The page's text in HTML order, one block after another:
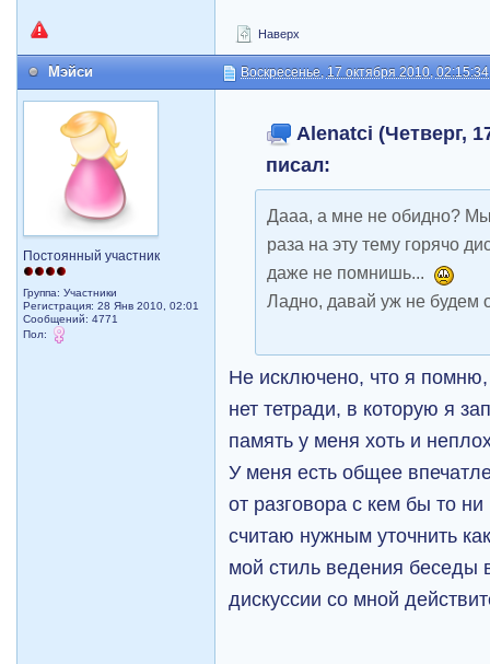
Наверх
Мэйси Воскресенье, 17 октября 2010, 02:15:34
Постоянный участник
Группа: Участники
Регистрация: 28 Янв 2010, 02:01
Сообщений: 4771
Пол:
Alenatci (Четверг,
писал:
Дааа, а мне не обидно?
раза на эту тему горячо
даже не помнишь...
Ладно, давай уж не будем
Не исключено, что я помню,
нет тетради, в которую я
память у меня хоть и
У меня есть общее
от разговора с кем бы то
считаю нужным уточнить
мой стиль ведения беседы
дискуссии со мной